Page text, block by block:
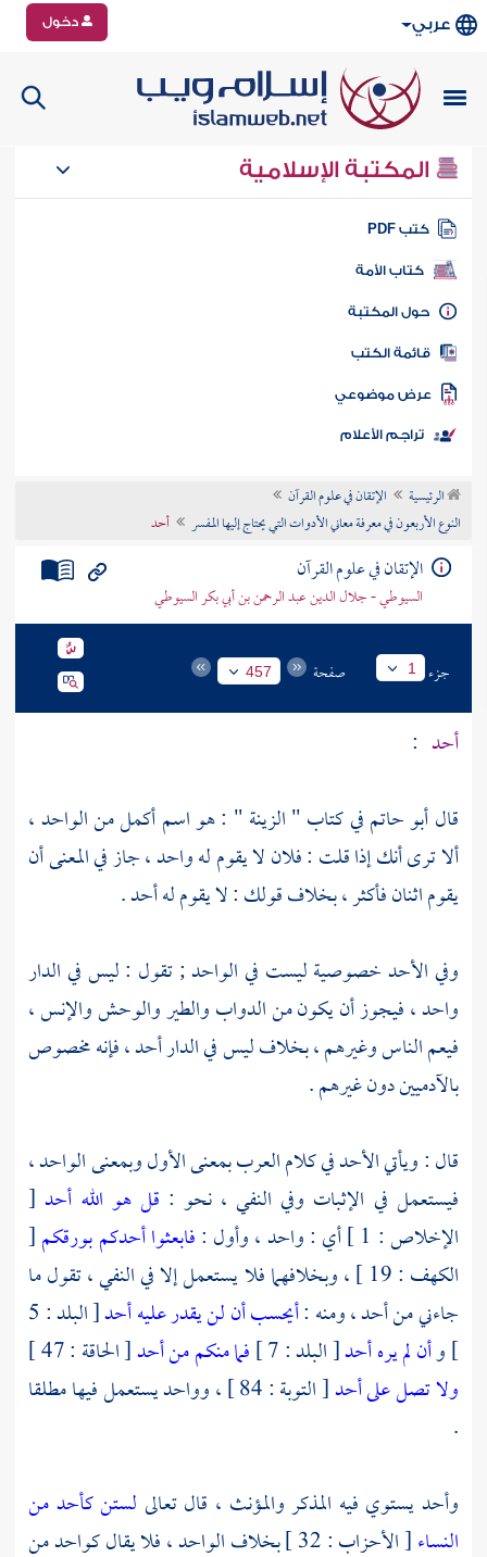
عربي دخول
المكتبة الإسلامية
كتب PDF
كتاب الأمة
المكتبة
الكتب
موضوعي
تراجم الأعلام
الرئيسية
الإتقان في علوم القرآن
النوع الأربعون في معرفة معاني الأدوات التي يحتاج إليها المفسر
أحد
الإتقان في علوم القرآن
السيوطي - جلال الدين عبد الرحمن بن أبي بكر السيوطي
جزء 1 صفحة 457
أحد :
قالأبو حاتمفي كتاب " الزينة " : هو اسم أكمل من الواحد ،
ألا ترى أنك إذا قلت : فلان لا يقوم له واحد ، جاز في المعنى أن
يقوم اثنان فأكثر ، بخلاف قولك : لا يقوم له أحد .
وفي الأحد خصوصية ليست في الواحد ; تقول : ليس في الدار
واحد ، فيجوز أن يكون من الدواب والطير والوحش والإنس ،
فيعم الناس وغيرهم ، بخلاف ليس في الدار أحد ، فإنه مخصوص
بالآدميين دون غيرهم .
قال : ويأتي الأحد في كلام العرب بمعنى الأول وبمعنى الواحد ،
فيستعمل في الإثبات وفي النفي ، نحو : قل هو الله أحد [
الإخلاص : 1 ] أي : واحد ، وأول :
فابعثوا أحدكم بورقكم[
الكهف : 19 ] ، وبخلافهما فلا يستعمل إلا في النفي ، تقول ما
جاءني من أحد ، ومنه :أيحسب أن لن يقدر عليه أحد
[ البلد : 5
] وأن لم يره أحد[ البلد : 7 ] فما منكم من أحد[ الحاقة : 47 ]
ولا تصل على أحد
[ التوبة : 84 ] ، وواحد يستعمل فيها مطلقا
.
وأحد يستوي فيه المذكر والمؤنث ، قال تعالى لستن كأحد من
النساء
[ الأحزاب : 32 ] بخلاف الواحد ، فلا يقال كواحد من